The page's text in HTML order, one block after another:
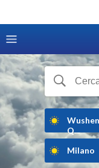
Wushen
Q...
Milano